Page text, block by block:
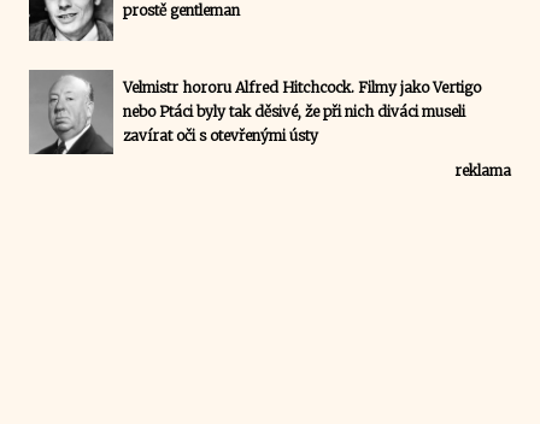
prostě gentleman
Velmistr hororu Alfred Hitchcock. Filmy jako Vertigo
nebo Ptáci byly tak děsivé, že při nich diváci museli
zavírat oči s otevřenými ústy
reklama